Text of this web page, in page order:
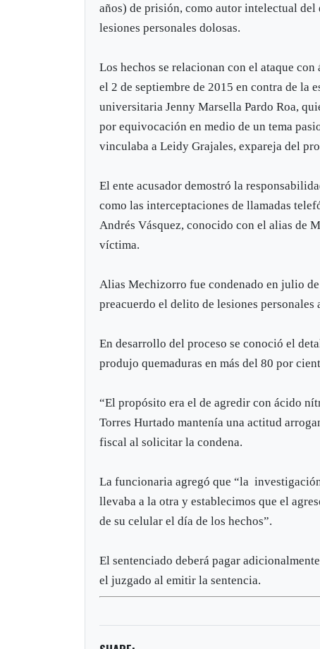
años) de prisión, como autor intelectual del
lesiones personales dolosas.
Los hechos se relacionan con el ataque con
el 2 de septiembre de 2015 en contra de la
universitaria Jenny Marsella Pardo Roa,
por equivocación en medio de un tema
vinculaba a Leidy Grajales, expareja del
El ente acusador demostró la
como las interceptaciones de llamadas
Andrés Vásquez, conocido con el alias de
víctima.
Alias Mechizorro fue condenado en julio
preacuerdo el delito de lesiones personales
En desarrollo del proceso se conoció el
produjo quemaduras en más del 80 por
“El propósito era el de agredir con ácido
Torres Hurtado mantenía una actitud
fiscal al solicitar la condena.
La funcionaria agregó que “la
llevaba a la otra y establecimos que el
de su celular el día de los hechos”.
El sentenciado deberá pagar
el juzgado al emitir la sentencia.